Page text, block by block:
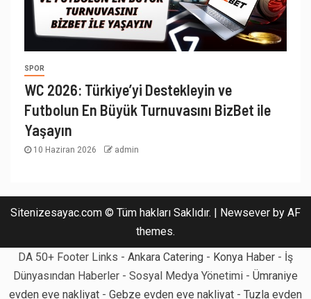
SPOR
WC 2026: Türkiye’yi Destekleyin ve
Futbolun En Büyük Turnuvasını BizBet ile
Yaşayın
10 Haziran 2026 admin
Sitenizesayac.com © Tüm hakları Saklıdır. | Newsever by AF
themes.
DA 50+ Footer Links - Ankara Catering - Konya Haber - İş
Dünyasından Haberler - Sosyal Medya Yönetimi - Ümraniye
evden eve nakliyat - Gebze evden eve nakliyat - Tuzla evden